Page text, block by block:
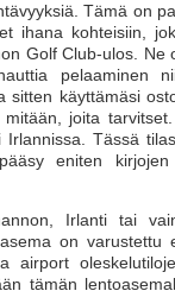
Tämä on
ihana kohteisiin,
Golf Club-ulos.
pelaaminen
sitten käyttämäsi
joita
Tässä
eniten
Irlanti tai
on varustettu
airport
tämän